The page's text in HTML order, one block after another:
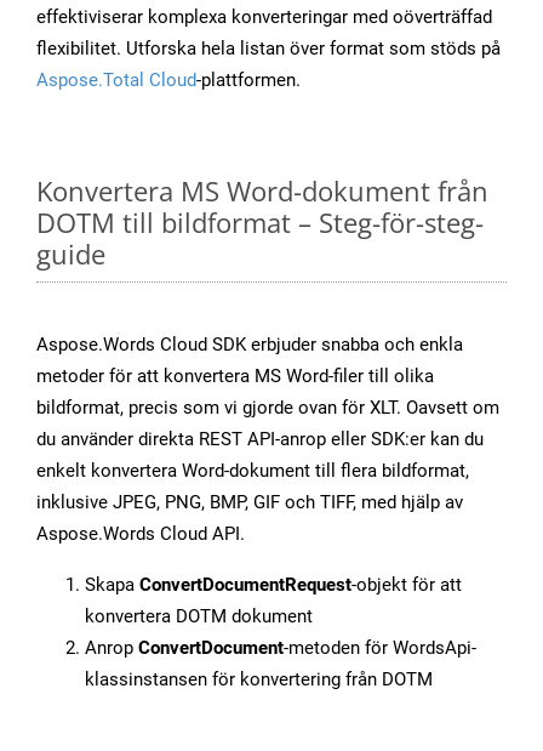
effektiviserar komplexa konverteringar med oöverträffad
flexibilitet. Utforska hela listan över format som stöds på
Aspose.Total Cloud-plattformen.
Konvertera MS Word-dokument från
DOTM till bildformat – Steg-för-steg-
guide
Aspose.Words Cloud SDK erbjuder snabba och enkla
metoder för att konvertera MS Word-filer till olika
bildformat, precis som vi gjorde ovan för XLT. Oavsett om
du använder direkta REST API-anrop eller SDK:er kan du
enkelt konvertera Word-dokument till flera bildformat,
inklusive JPEG, PNG, BMP, GIF och TIFF, med hjälp av
Aspose.Words Cloud API.
Skapa ConvertDocumentRequest-objekt för att
konvertera DOTM dokument
Anrop ConvertDocument-metoden för WordsApi-
klassinstansen för konvertering från DOTM